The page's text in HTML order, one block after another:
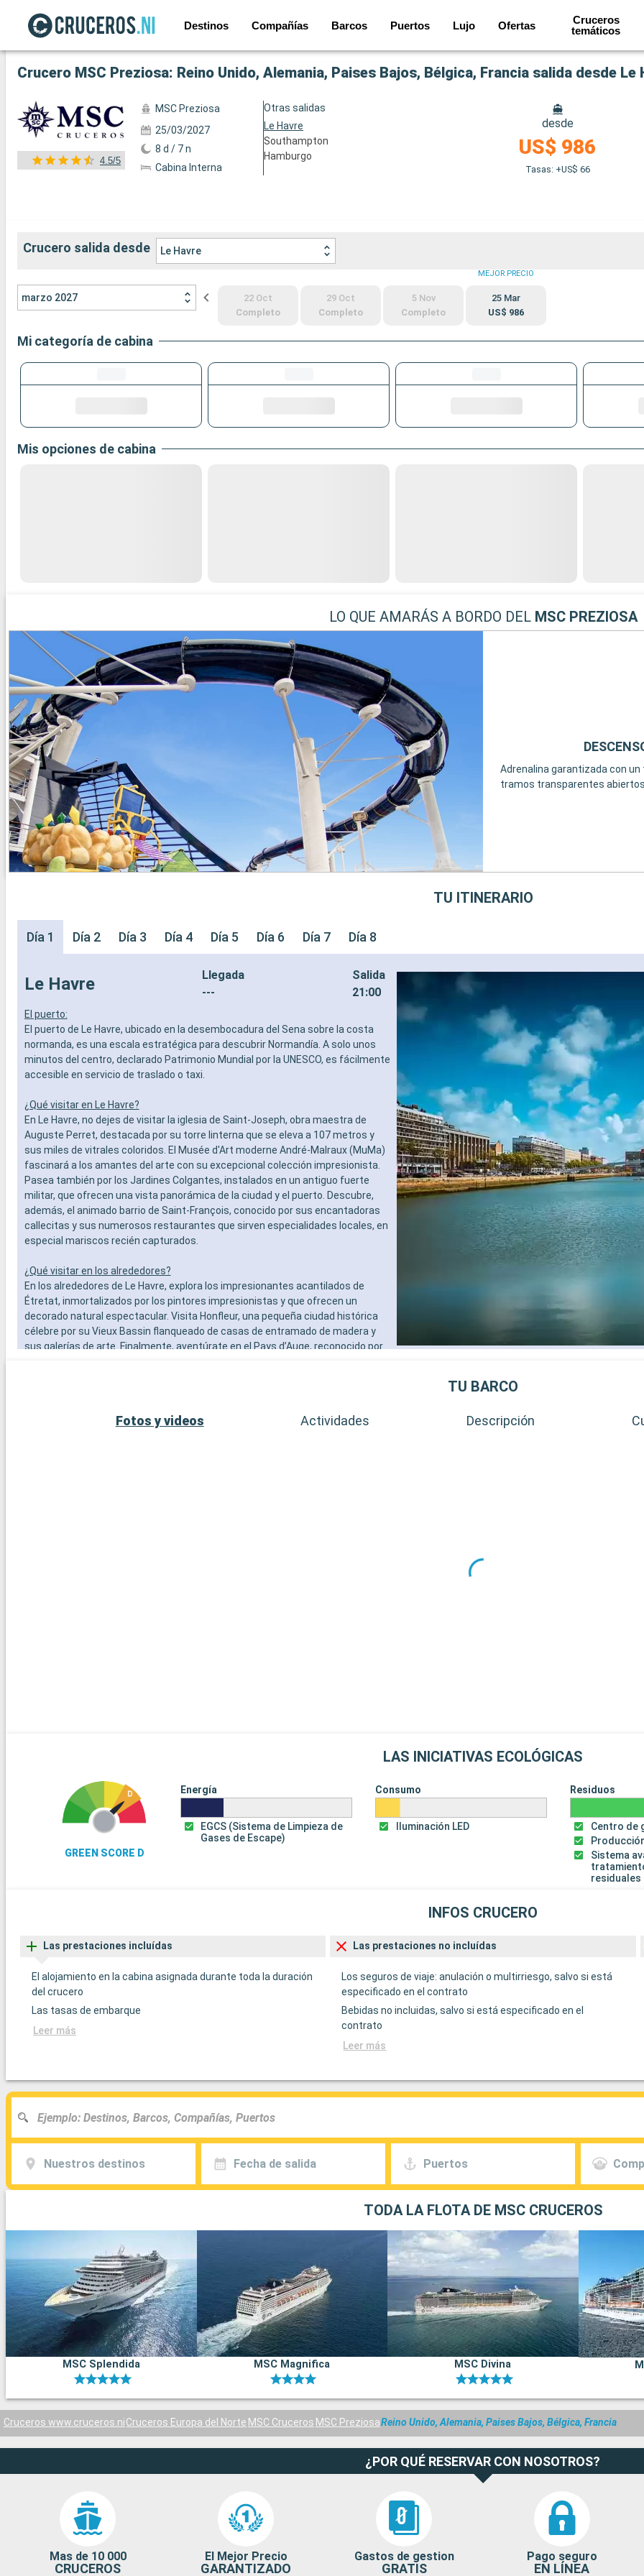
Destinos Compañías Barcos Puertos Lujo Ofertas
Cruceros
temáticos
Ver las 90 fotos siguientes
Crucero MSC Preziosa: Reino Unido, Alemania, Paises Bajos, Bélgica, Francia salida desde Le
4.5/5
MSC Preziosa
25/03/2027
8 d / 7 n
Cabina Interna
Otras salidas
Le Havre
Southampton
Hamburgo
desde
US$ 986
Tasas: +US$ 66
Crucero salida desde Le Havre
marzo 2027
22 Oct
Completo
29 Oct
Completo
5 Nov
Completo
MEJOR PRECIO
25 Mar
US$ 986
Mi categoría de cabina
Mis opciones de cabina
LO QUE AMARÁS A BORDO DEL MSC PREZIOSA
Adrenalina garantizada con
tramos transparentes
TU ITINERARIO
Día 1 Día 2 Día 3 Día 4 Día 5 Día 6 Día 7 Día 8
Le Havre
Llegada
---
Salida
21:00
El puerto:
El puerto de Le Havre, ubicado en la desembocadura del Sena sobre la costa
normanda, es una escala estratégica para descubrir Normandía. A solo unos
minutos del centro, declarado Patrimonio Mundial por la UNESCO, es fácilmente
accesible en servicio de traslado o taxi.
¿Qué visitar en Le Havre?
En Le Havre, no dejes de visitar la iglesia de Saint-Joseph, obra maestra de
Auguste Perret, destacada por su torre linterna que se eleva a 107 metros y
sus miles de vitrales coloridos. El Musée d'Art moderne André-Malraux (MuMa)
fascinará a los amantes del arte con su excepcional colección impresionista.
Pasea también por los Jardines Colgantes, instalados en un antiguo fuerte
militar, que ofrecen una vista panorámica de la ciudad y el puerto. Descubre,
además, el animado barrio de Saint-François, conocido por sus encantadoras
callecitas y sus numerosos restaurantes que sirven especialidades locales, en
especial mariscos recién capturados.
¿Qué visitar en los alrededores?
En los alrededores de Le Havre, explora los impresionantes acantilados de
Étretat, inmortalizados por los pintores impresionistas y que ofrecen un
decorado natural espectacular. Visita Honfleur, una pequeña ciudad histórica
célebre por su Vieux Bassin flanqueado de casas de entramado de madera y
sus galerías de arte. Finalmente, aventúrate en el Pays d’Auge, reconocido por
TU BARCO
Fotos y videos Actividades Descripción
LAS INICIATIVAS ECOLÓGICAS
GREEN SCORE D
Energía
EGCS (Sistema de Limpieza de
Gases de Escape)
Consumo
Iluminación LED
Residuos
Centro de
Sistema
residuales
INFOS CRUCERO
Las prestaciones incluídas
El alojamiento en la cabina asignada durante toda la duración
del crucero
Las tasas de embarque
Leer más
Las prestaciones no incluídas
Los seguros de viaje: anulación o multirriesgo, salvo si está
especificado en el contrato
Bebidas no incluidas, salvo si está especificado en el
contrato
Leer más
Nuestros destinos Fecha de salida Puertos
TODA LA FLOTA DE MSC CRUCEROS
MSC Splendida MSC Magnifica MSC Divina
Cruceros www.cruceros.niCruceros Europa del Norte MSC Cruceros MSC PreziosaReino Unido, Alemania, Paises Bajos, Bélgica, Francia
¿POR QUÉ RESERVAR CON NOSOTROS?
Mas de 10 000
CRUCEROS
El Mejor Precio
GARANTIZADO
Gastos de gestion
GRATIS
Pago seguro
EN LÍNEA